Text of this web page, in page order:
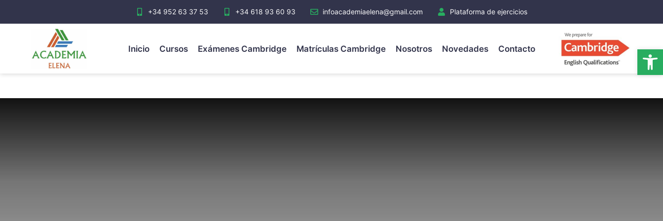
+34 952 63 37 53 +34 618 93 60 93 infoacademiaelena@gmail.com Plataforma de ejercicios
Inicio Cursos Exámenes Cambridge Matrículas Cambridge Nosotros Novedades Contacto